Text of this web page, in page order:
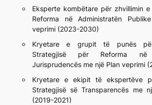
Eksperte kombëtare për zhvillimin
Reforma në Administratën
veprimi (2023-2030)
Kryetare e grupit të punës
Strategjisë për Reforma
Jurisprudencës me një Plan veprimi
Kryetare e ekipit të ekspertëve
Strategjisë së Transparencës me
(2019-2021)